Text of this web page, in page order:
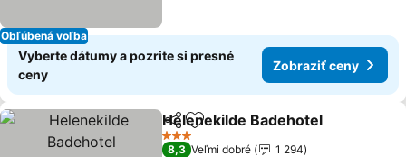
Obľúbená voľba
Vyberte dátumy a pozrite si presné
ceny
Zobraziť ceny
ZdieľaťPridať do obľúbených
Helenekilde Badehotel
3 Počet hviezdičiek
8,3 Veľmi dobré
1 294